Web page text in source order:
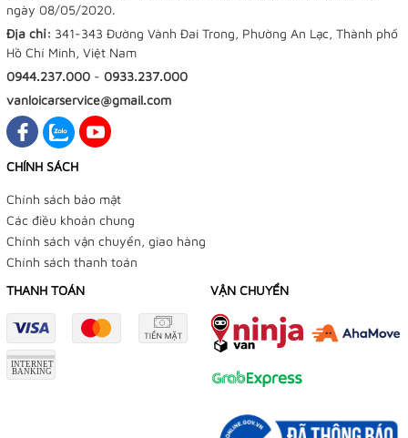
ngày 08/05/2020.
Địa chỉ: 341-343 Đường Vành Đai Trong, Phường An Lạc, Thành phố
Hồ Chí Minh, Việt Nam
0944.237.000 - 0933.237.000
vanloicarservice@gmail.com
CHÍNH SÁCH
Chính sách bảo mật
Các điều khoản chung
Chính sách vận chuyển, giao hàng
Chính sách thanh toán
THANH TOÁN
VẬN CHUYỂN